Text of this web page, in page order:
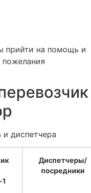
прийти на помощь и
и диспетчера
Диспетчеры/
посредники